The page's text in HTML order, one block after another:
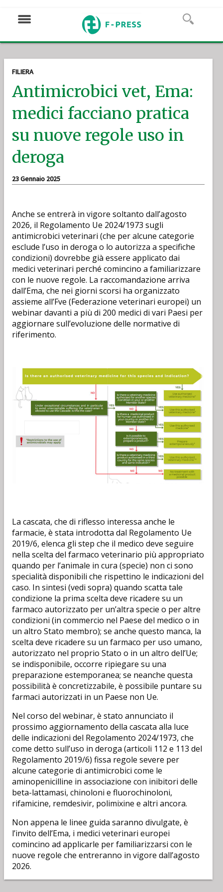
FILIERA
Antimicrobici vet, Ema:
medici facciano pratica
su nuove regole uso in
deroga
23 Gennaio 2025
Anche se entrerà in vigore soltanto dall’agosto
2026, il Regolamento Ue 2024/1973 sugli
antimicrobici veterinari (che per alcune categorie
esclude l’uso in deroga o lo autorizza a specifiche
condizioni) dovrebbe già essere applicato dai
medici veterinari perché comincino a familiarizzare
con le nuove regole. La raccomandazione arriva
dall’Ema, che nei giorni scorsi ha organizzato
assieme all’Fve (Federazione veterinari europei) un
webinar davanti a più di 200 medici di vari Paesi per
aggiornare sull’evoluzione delle normative di
riferimento.
La cascata, che di riflesso interessa anche le
farmacie, è stata introdotta dal Regolamento Ue
2019/6, elenca gli step che il medico deve seguire
nella scelta del farmaco veterinario più appropriato
quando per l’animale in cura (specie) non ci sono
specialità disponibili che rispettino le indicazioni del
caso. In sintesi (vedi sopra) quando scatta tale
condizione la prima scelta deve ricadere su un
farmaco autorizzato per un’altra specie o per altre
condizioni (in commercio nel Paese del medico o in
un altro Stato membro); se anche questo manca, la
scelta deve ricadere su un farmaco per uso umano,
autorizzato nel proprio Stato o in un altro dell’Ue;
se indisponibile, occorre ripiegare su una
preparazione estemporanea; se neanche questa
possibilità è concretizzabile, è possibile puntare su
farmaci autorizzati in un Paese non Ue.
Nel corso del webinar, è stato annunciato il
prossimo aggiornamento della cascata alla luce
delle indicazioni del Regolamento 2024/1973, che
come detto sull’uso in deroga (articoli 112 e 113 del
Regolamento 2019/6) fissa regole severe per
alcune categorie di antimicrobici come le
aminopenicilline in associazione con inibitori delle
beta-lattamasi, chinoloni e fluorochinoloni,
rifamicine, remdesivir, polimixine e altri ancora.
Non appena le linee guida saranno divulgate, è
l’invito dell’Ema, i medici veterinari europei
comincino ad applicarle per familiarizzarsi con le
nuove regole che entreranno in vigore dall’agosto
2026.